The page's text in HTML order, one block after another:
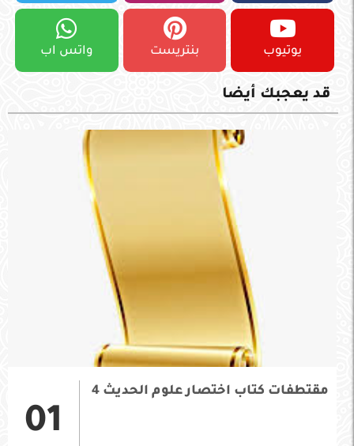
يوتيوب بنتريست واتس اب
قد يعجبك أيضا
مقتطفات كتاب اختصار علوم الحديث 4
01